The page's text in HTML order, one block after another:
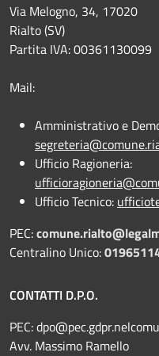
Via Melogno, 34, 17020
Rialto (SV)
Partita IVA: 00361130099
Mail:
Amministrativo e
Ufficio Ragioneria:
Ufficio Tecnico:
PEC:
Centralino Unico:
CONTATTI D.P.O.
PEC:
Avv. Massimo Ramello